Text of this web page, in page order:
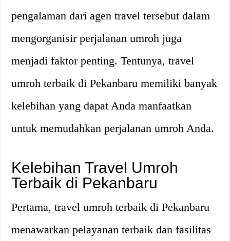
pengalaman dari agen travel tersebut dalam
mengorganisir perjalanan umroh juga
menjadi faktor penting. Tentunya, travel
umroh terbaik di Pekanbaru memiliki banyak
kelebihan yang dapat Anda manfaatkan
untuk memudahkan perjalanan umroh Anda.
Kelebihan Travel Umroh
Terbaik di Pekanbaru
Pertama, travel umroh terbaik di Pekanbaru
menawarkan pelayanan terbaik dan fasilitas